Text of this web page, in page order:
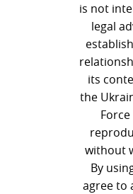
is not
legal
its
the
without
By
agree to